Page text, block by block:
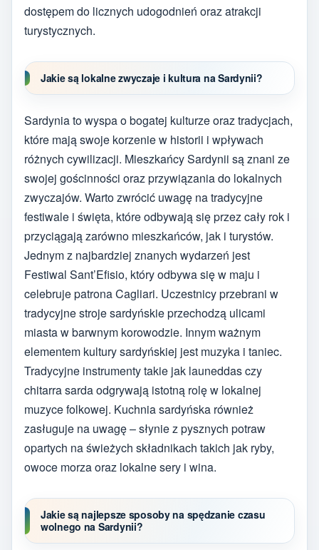
dostępem do licznych udogodnień oraz atrakcji
turystycznych.
Jakie są lokalne zwyczaje i kultura na Sardynii?
Sardynia to wyspa o bogatej kulturze oraz tradycjach,
które mają swoje korzenie w historii i wpływach
różnych cywilizacji. Mieszkańcy Sardynii są znani ze
swojej gościnności oraz przywiązania do lokalnych
zwyczajów. Warto zwrócić uwagę na tradycyjne
festiwale i święta, które odbywają się przez cały rok i
przyciągają zarówno mieszkańców, jak i turystów.
Jednym z najbardziej znanych wydarzeń jest
Festiwal Sant’Efisio, który odbywa się w maju i
celebruje patrona Cagliari. Uczestnicy przebrani w
tradycyjne stroje sardyńskie przechodzą ulicami
miasta w barwnym korowodzie. Innym ważnym
elementem kultury sardyńskiej jest muzyka i taniec.
Tradycyjne instrumenty takie jak launeddas czy
chitarra sarda odgrywają istotną rolę w lokalnej
muzyce folkowej. Kuchnia sardyńska również
zasługuje na uwagę – słynie z pysznych potraw
opartych na świeżych składnikach takich jak ryby,
owoce morza oraz lokalne sery i wina.
Jakie są najlepsze sposoby na spędzanie czasu
wolnego na Sardynii?